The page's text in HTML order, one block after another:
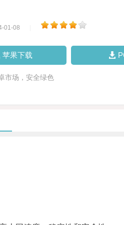
01-08
苹果下载
市场，安全绿色